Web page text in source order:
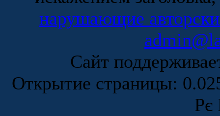
нарушающие
Сайт
Открытие страницы:
Рє